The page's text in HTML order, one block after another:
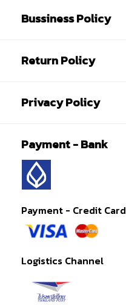
Bussiness Policy
Return Policy
Privacy Policy
Payment - Bank
Payment - Credit Card
Logistics Channel